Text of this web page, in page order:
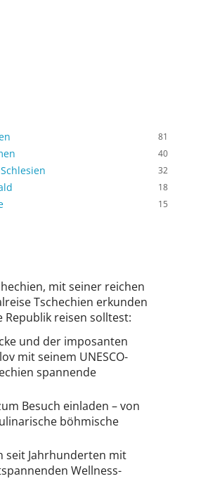
81
40
32
18
15
mit seiner reichen
Tschechien erkunden
reisen solltest:
und der imposanten
mit seinem UNESCO-
spannende
Besuch einladen – von
böhmische
seit Jahrhunderten mit
Wellness-